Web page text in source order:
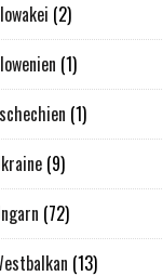
(2)
(1)
(1)
(9)
(72)
(13)